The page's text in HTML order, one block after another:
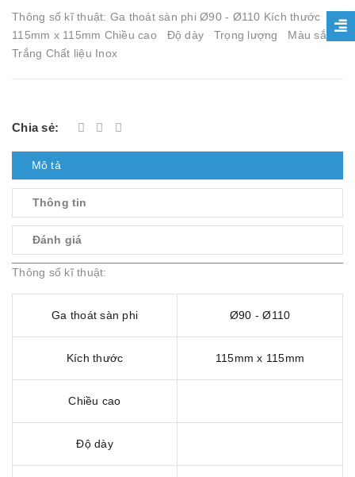
Thông số kĩ thuật: Ga thoát sàn phi Ø90 - Ø110 Kích thước
115mm x 115mm Chiều cao Độ dày Trọng lượng Màu sắc
Trắng Chất liệu Inox
Chia sẻ:
Mô tả
Thông tin
Đánh giá
Thông số kĩ thuật:
Ga thoát sàn phi Ø90 - Ø110
Kích thước 115mm x 115mm
Chiều cao
Độ dày